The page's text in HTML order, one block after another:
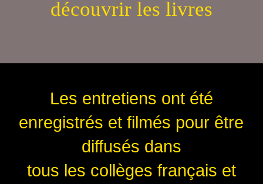
découvrir les livres
Les entretiens ont été
enregistrés et filmés pour être
diffusés dans
tous les collèges français et